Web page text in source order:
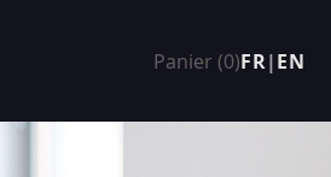
Panier (0)FR|EN